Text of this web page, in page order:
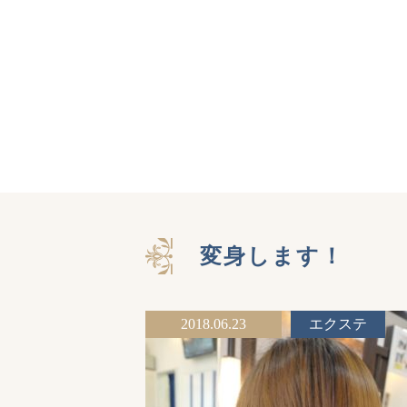
変身します！
2018.06.23 エクステ